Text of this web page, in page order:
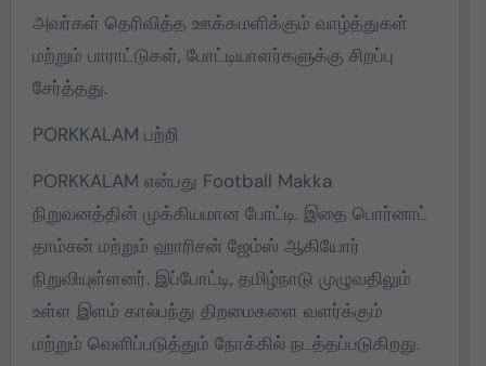
அவர்கள் தெரிவித்த ஊக்கமளிக்கும் வாழ்த்துகள்
மற்றும் பாராட்டுகள், போட்டியாளர்களுக்கு சிறப்பு
சேர்த்தது.
PORKKALAM பற்றி
PORKKALAM என்பது Football Makka
நிறுவனத்தின் முக்கியமான போட்டி. இதை பொர்னாட்
தாம்சன் மற்றும் ஹாரிசன் ஜேம்ஸ் ஆகியோர்
நிறுவியுள்ளனர். இப்போட்டி, தமிழ்நாடு முழுவதிலும்
உள்ள இளம் கால்பந்து திறமைகளை வளர்க்கும்
மற்றும் வெளிப்படுத்தும் நோக்கில் நடத்தப்படுகிறது.